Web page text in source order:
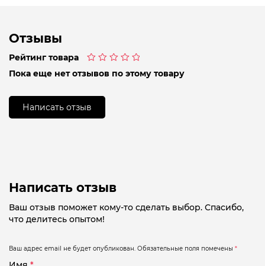
Отзывы
Рейтинг товара
0
Пока еще нет отзывов по этому товару
Написать отзыв
Написать отзыв
Ваш отзыв поможет кому-то сделать выбор. Спасибо,
что делитесь опытом!
Ваш адрес email не будет опубликован. Обязательные поля помечены *